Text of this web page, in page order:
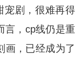
宠剧，很难再得
言，cp线仍是重
画，已经成为了